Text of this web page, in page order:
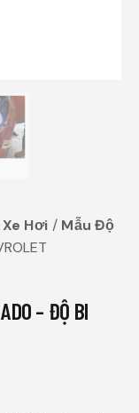
Hơi
Mẫu Độ
– ĐỘ BI